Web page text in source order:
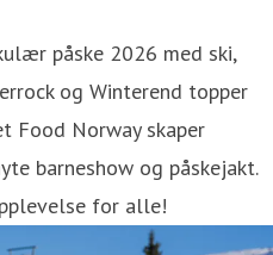
påske 2026 med ski,
og Winterend topper
Food Norway skaper
barneshow og påskejakt.
for alle!